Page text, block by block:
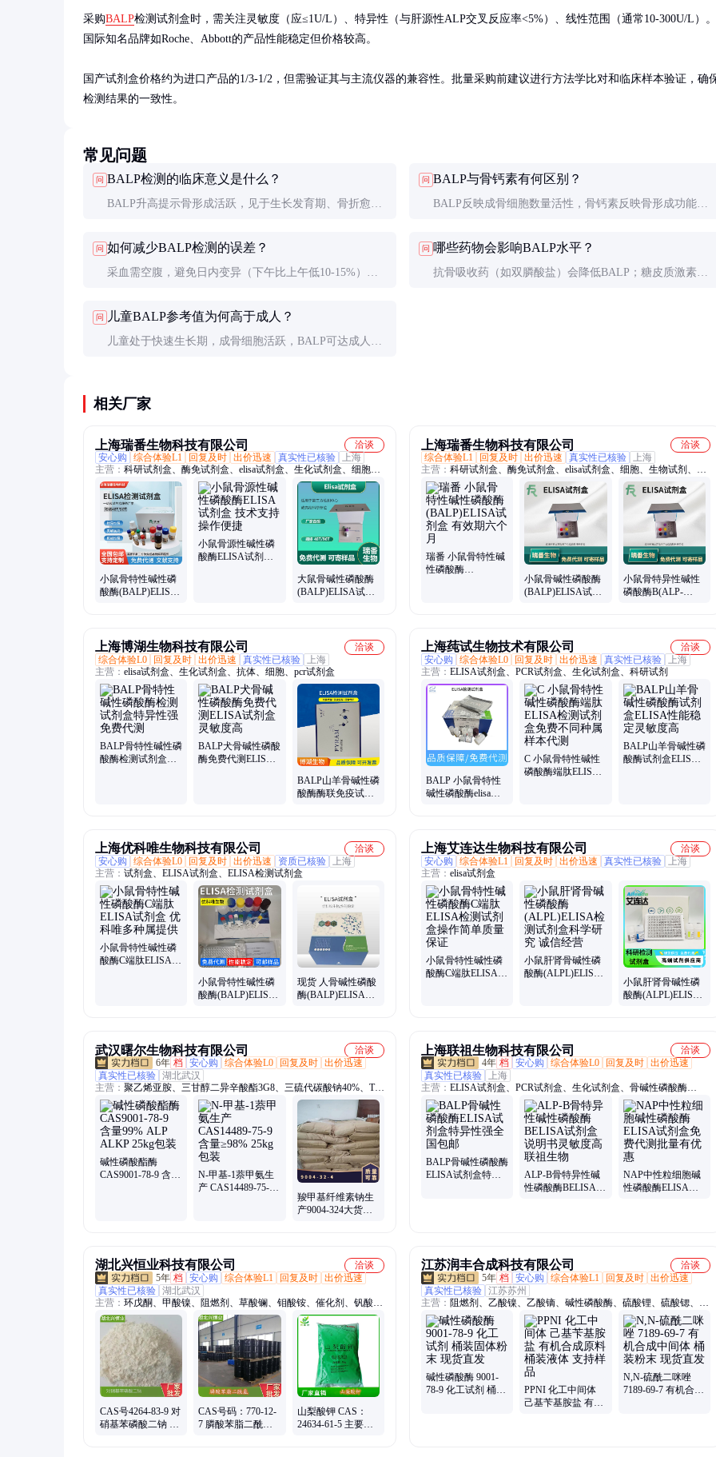
采购BALP检测试剂盒时，需关注灵敏度（应≤1U/L）、特异性（与肝源性ALP交叉反应率<5%）、线性范围（通常10-300U/L）。
国际知名品牌如Roche、Abbott的产品性能稳定但价格较高。
国产试剂盒价格约为进口产品的1/3-1/2，但需验证其与主流仪器的兼容性。批量采购前建议进行方法学比对和临床样本验证，确
检测结果的一致性。
常见问题
问 BALP检测的临床意义是什么？
BALP升高提示骨形成活跃，见于生长发育期、骨折愈合
长期使用双膦酸盐治疗时。
问 BALP与骨钙素有何区别？
BALP反映成骨细胞数量活性，骨钙素反映骨形成功能。
问 如何减少BALP检测的误差？
采血需空腹，避免日内变异（下午比上午低10-15%）。
存。
问 哪些药物会影响BALP水平？
抗骨吸收药（如双膦酸盐）会降低BALP；糖皮质激素、
问 儿童BALP参考值为何高于成人？
儿童处于快速生长期，成骨细胞活跃，BALP可达成人2-3
相关厂家
上海瑞番生物科技有限公司
洽谈
安心购
综合体验L1 回复及时 出价迅速 真实性已核验
上海
主营： 科研试剂盒、酶免试剂盒、elisa试剂盒、生化试剂盒、细胞、
生物试剂、进口ELISA试剂盒、PCR试剂盒、生化测试盒
小鼠骨特性碱性磷
酸酶(BALP)ELISA
小鼠骨源性碱性磷
酸酶ELISA试剂盒
大鼠骨碱性磷酸酶
(BALP)ELISA试剂
上海瑞番生物科技有限公司
洽谈
综合体验L1
回复及时 出价迅速 真实性已核验
上海
主营： 科研试剂盒、酶免试剂盒、elisa试剂盒、细胞、生物试剂、进
口ELISA试剂盒、PCR试剂盒、生化测试盒
瑞番 小鼠骨特性碱
性磷酸酶
小鼠骨碱性磷酸酶
(BALP)ELISA试剂
小鼠骨特异性碱性
磷酸酶B(ALP-
上海博湖生物科技有限公司
洽谈
综合体验L0
回复及时 出价迅速 真实性已核验
上海
主营： elisa试剂盒、生化试剂盒、抗体、细胞、pcr试剂盒
BALP骨特性碱性磷
酸酶检测试剂盒特
BALP犬骨碱性磷酸
酶免费代测ELISA
BALP山羊骨碱性磷
酸酶酶联免疫试剂
上海莼试生物技术有限公司
洽谈
安心购
综合体验L0 回复及时 出价迅速 真实性已核验
上海
主营： ELISA试剂盒、PCR试剂盒、生化试剂盒、科研试剂
BALP 小鼠骨特性
碱性磷酸酶elisa检
C 小鼠骨特性碱性
磷酸酶端肽ELISA
BALP山羊骨碱性磷
酸酶试剂盒ELISA
上海优科唯生物科技有限公司
洽谈
安心购
综合体验L0 回复及时 出价迅速 资质已核验
上海
主营： 试剂盒、ELISA试剂盒、ELISA检测试剂盒
小鼠骨特性碱性磷
酸酶C端肽ELISA试
小鼠骨特性碱性磷
酸酶(BALP)ELISA
现货 人骨碱性磷酸
酶(BALP)ELISA试
上海艾连达生物科技有限公司
洽谈
安心购
综合体验L1 回复及时 出价迅速 真实性已核验
上海
主营： elisa试剂盒
小鼠骨特性碱性磷
酸酶C端肽ELISA检
小鼠肝肾骨碱性磷
酸酶(ALPL)ELISA
小鼠肝肾骨碱性磷
酸酶(ALPL)ELISA
武汉曙尔生物科技有限公司
洽谈
6年 档 安心购 综合体验L0 回复及时 出价迅速
真实性已核验 湖北武汉
主营： 聚乙烯亚胺、三甘醇二异辛酸酯3G8、三硫代碳酸钠40%、TS-
1钛硅分子筛、六氯环三磷腈、5-甲基靛红、烷基苯磺酸酯、苯基次
磷酸钠、甲巯咪唑、吡啶硫酮锌、焦磷酸哌嗪、热敏材料、油酸甲
酯、曲酸
碱性磷酸酯酶
CAS9001-78-9 含量
N-甲基-1萘甲氨生
产 CAS14489-75-9
羧甲基纤维素钠生
产9004-324大货供
上海联祖生物科技有限公司
洽谈
4年 档 安心购 综合体验L0 回复及时 出价迅速
真实性已核验
上海
主营： ELISA试剂盒、PCR试剂盒、生化试剂盒、骨碱性磷酸酶
ELISAKit、蛋白、抗体、细胞、检测试剂盒
BALP骨碱性磷酸酶
ELISA试剂盒特异
ALP-B骨特异性碱
性磷酸酶BELISA试
NAP中性粒细胞碱
性磷酸酶ELISA试
湖北兴恒业科技有限公司
洽谈
5年 档 安心购 综合体验L1 回复及时 出价迅速
真实性已核验 湖北武汉
主营： 环戊酮、甲酸镍、阻燃剂、草酸镧、钼酸铵、催化剂、钒酸
铋、溴氨酸、硝酸锆、碳酸镧、白僵菌、磷酸铁、钨酸酐、氟化镧、
视黄醇、叔丁醇、杀螨剂、杀虫剂、醋酸钬、抗粘剂、氟化镥、肟菌
酯、氢化钠、氯铂酸、氟化镁
CAS号4264-83-9 对
硝基苯磷酸二钠 测
CAS号码：770-12-
7 膦酸苯脂二酰氯
山梨酸钾 CAS：
24634-61-5 主要用
江苏润丰合成科技有限公司
洽谈
5年 档 安心购 综合体验L1 回复及时 出价迅速
真实性已核验 江苏苏州
主营： 阻燃剂、乙酸镍、乙酸镝、碱性磷酸酶、硫酸锂、硫酸锶、溴
氨酸、香茅醇、肌氨酸、锂电池、四氢萘、磷酸铬、碳酸镁、碳酸
镍、防冻剂、磷酸铝、叔丁醇、氟苯基、浮选剂、稀释剂、羟乙基、
去除剂、庚二酸、除磷剂、十八烯、蛋白酶
碱性磷酸酶 9001-
78-9 化工试剂 桶装
PPNI 化工中间体
己基苄基胺盐 有机
N,N-硫酰二咪唑
7189-69-7 有机合成